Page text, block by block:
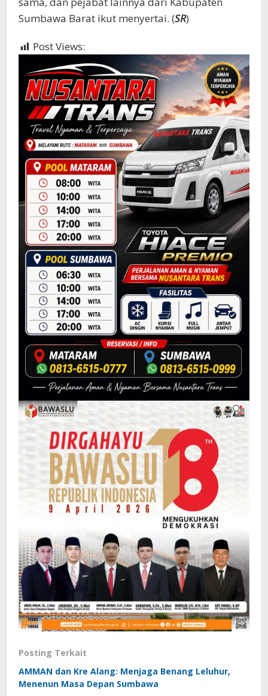
Sumbawa Barat ikut menyertai. (SR)
Post Views:
Posting Terkait
AMMAN dan Kre Alang: Menjaga Benang Leluhur,
Menenun Masa Depan Sumbawa